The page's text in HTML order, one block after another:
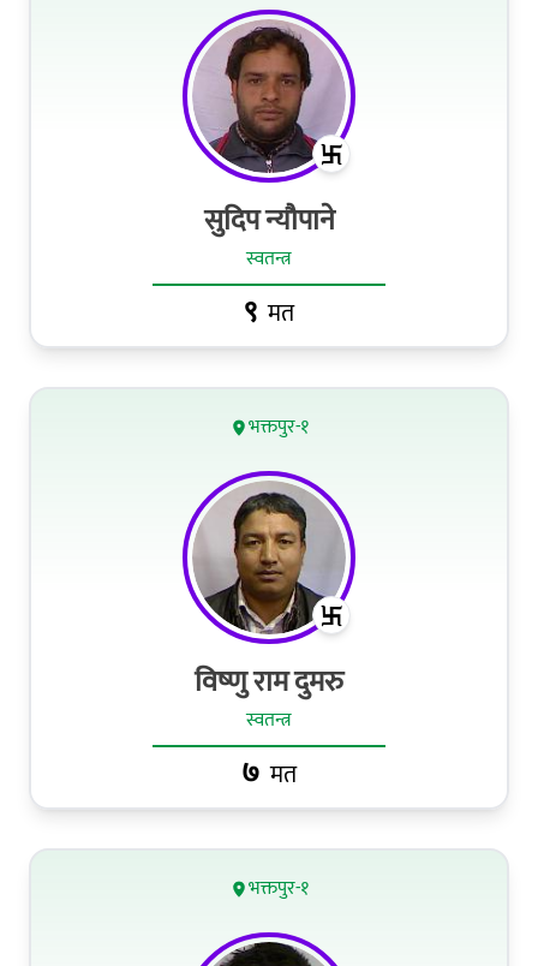
सुदिप न्यौपाने
स्वतन्त्र
९ मत
भक्तपुर-१
विष्‍णु राम दुमरु
स्वतन्त्र
७ मत
भक्तपुर-१